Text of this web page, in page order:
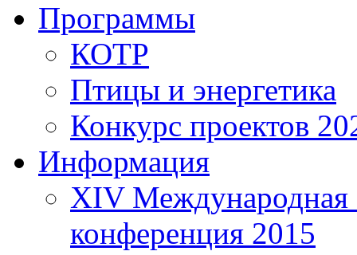
Программы
КОТР
Птицы и энергетика
Конкурс проектов
Информация
XIV Международная
конференция 2015